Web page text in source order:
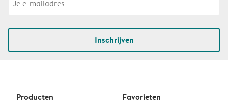
Inschrijven
Producten Favorieten